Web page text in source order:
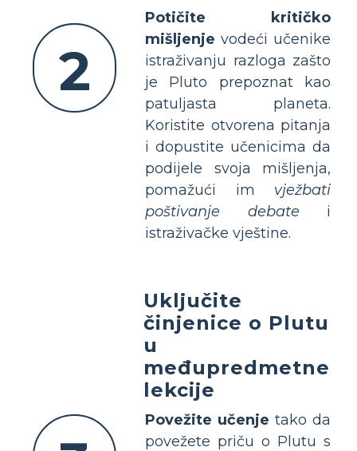
2
Potičite kritičko
mišljenje vodeći učenike
istraživanju razloga zašto
je Pluto prepoznat kao
patuljasta planeta.
Koristite otvorena pitanja
i dopustite učenicima da
podijele svoja mišljenja,
pomažući im vježbati
poštivanje debate i
istraživačke vještine.
Uključite
činjenice o Plutu
u
međupredmetne
lekcije
Povežite učenje tako da
povežete priču o Plutu s